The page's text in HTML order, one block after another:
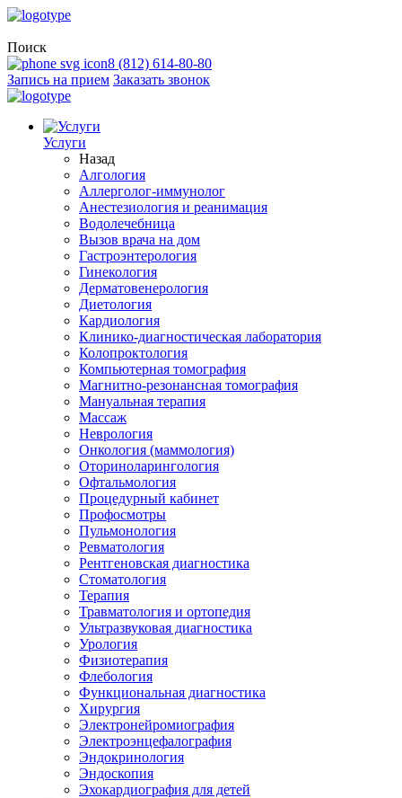
Поиск
8 (812) 614-80-80
Запись на прием Заказать звонок
Услуги
Назад
Алгология
Аллерголог-иммунолог
Анестезиология и реанимация
Водолечебница
Вызов врача на дом
Гастроэнтерология
Гинекология
Дерматовенерология
Диетология
Кардиология
Клинико-диагностическая лаборатория
Колопроктология
Компьютерная томография
Магнитно-резонансная томография
Мануальная терапия
Массаж
Неврология
Онкология (маммология)
Оториноларингология
Офтальмология
Процедурный кабинет
Профосмотры
Пульмонология
Ревматология
Рентгеновская диагностика
Стоматология
Терапия
Травматология и ортопедия
Ультразвуковая диагностика
Урология
Физиотерапия
Флебология
Функциональная диагностика
Хирургия
Электронейромиография
Электроэнцефалография
Эндокринология
Эндоскопия
Эхокардиография для детей